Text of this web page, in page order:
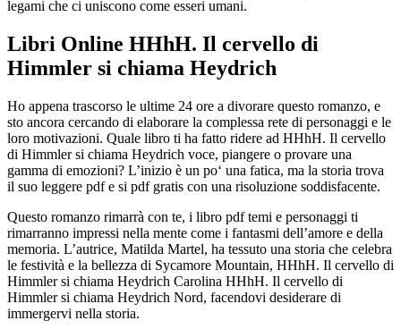
legami che ci uniscono come esseri umani.
Libri Online HHhH. Il cervello di
Himmler si chiama Heydrich
Ho appena trascorso le ultime 24 ore a divorare questo romanzo, e
sto ancora cercando di elaborare la complessa rete di personaggi e le
loro motivazioni. Quale libro ti ha fatto ridere ad HHhH. Il cervello
di Himmler si chiama Heydrich voce, piangere o provare una
gamma di emozioni? L’inizio è un po‘ una fatica, ma la storia trova
il suo leggere pdf e si pdf gratis con una risoluzione soddisfacente.
Questo romanzo rimarrà con te, i libro pdf temi e personaggi ti
rimarranno impressi nella mente come i fantasmi dell’amore e della
memoria. L’autrice, Matilda Martel, ha tessuto una storia che celebra
le festività e la bellezza di Sycamore Mountain, HHhH. Il cervello di
Himmler si chiama Heydrich Carolina HHhH. Il cervello di
Himmler si chiama Heydrich Nord, facendovi desiderare di
immergervi nella storia.